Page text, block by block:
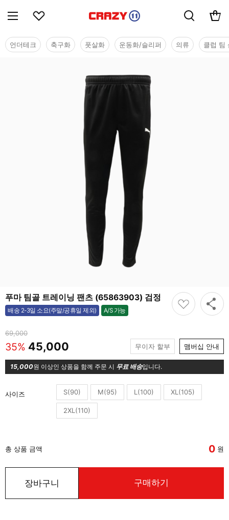
언더테크 축구화 풋살화 운동화/슬리퍼 의류 클럽 팀
푸마 팀골 트레이닝 팬츠 (65863903) 검정
배송 2-3일 소요(주말/공휴일 제외) A/S 가능
가능
69,000
35% 45,000 무이자 할부 맴버십 안내
15,000원 이상인 상품을 함께 주문 시 무료 배송입니다.
사이즈 S(90) M(95) L(100) XL(105)
2XL(110)
총 상품 금액 0 원
장바구니 구매하기